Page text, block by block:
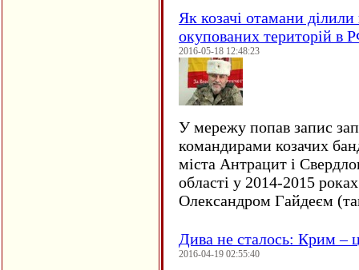
Як козачі отамани
окупованих територій в
2016-05-18 12:48:23
У мережу попав запис
командирами козачих
міста Антрацит і
області у 2014-2015
Олександром Гайдеєм
Дива не сталось: Крим –
2016-04-19 02:55:40